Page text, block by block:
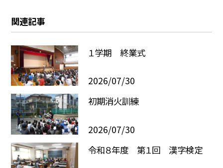
関連記事
１学期 終業式
2026/07/30
初期消火訓練
2026/07/30
令和８年度 第１回 漢字検定